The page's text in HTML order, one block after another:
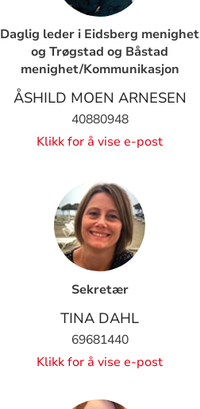
Daglig leder i Eidsberg menighet
og Trøgstad og Båstad
menighet/Kommunikasjon
ÅSHILD MOEN ARNESEN
40880948
Klikk for å vise e-post
Sekretær
TINA DAHL
69681440
Klikk for å vise e-post